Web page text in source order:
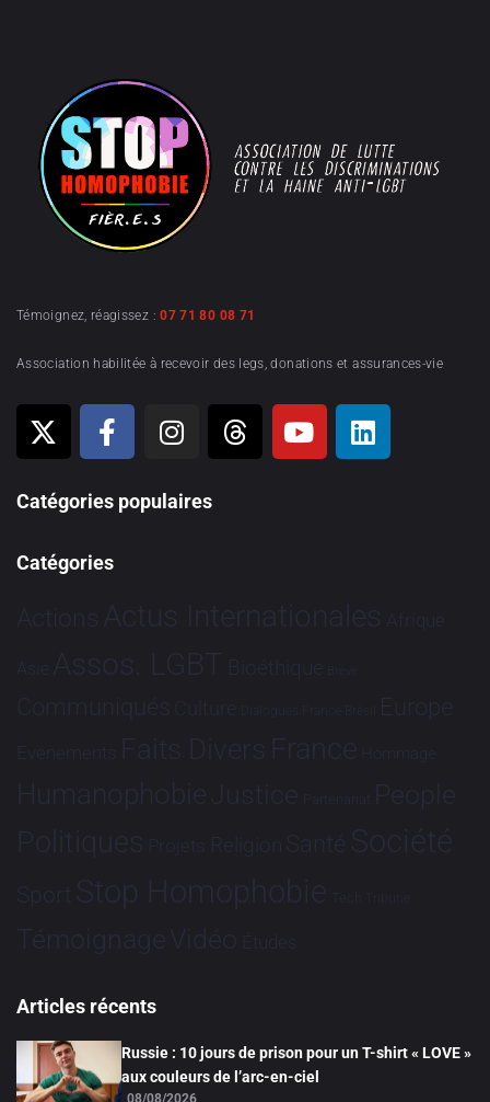
Témoignez, réagissez :07 71 80 08 71
Association habilitée à recevoir des legs, donations et assurances-vie
Catégories populaires
Catégories
Actions Actus Internationales Afrique
Asie Assos. LGBT Bioéthique Brève
Communiqués Culture Dialogues France-Brésil Europe
Evénements Faits Divers France Hommage
HumanophobieJustice Partenariat People
Politiques Projets Religion Santé Société
Sport Stop Homophobie Tech Tribune
TémoignageVidéo Études
Articles récents
Russie : 10 jours de prison pour un T-shirt « LOVE »
aux couleurs de l’arc-en-ciel
08/08/2026